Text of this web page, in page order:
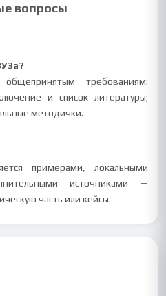
вопросы
общепринятым требованиям:
и список литературы;
методички.
примерами, локальными
источниками —
часть или кейсы.